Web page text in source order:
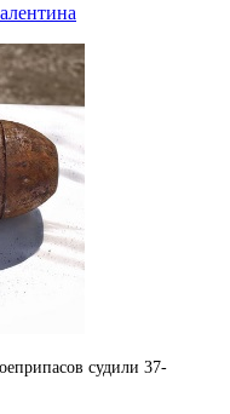
судили 37-